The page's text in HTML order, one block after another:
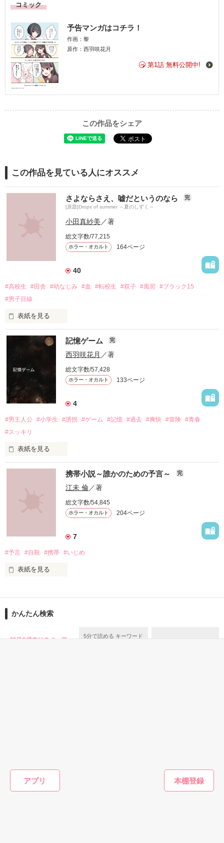
アプリ
コミック
予告マンガはコチラ！
作画：黎
原作：西羽咲花月
第1話 無料公開中!
この作品をシェア
この作品を見ている人にオススメ
さよならさえ、嘘だというのなら 完
[原題]Drops of summer ～夏のしずく～
小田真紗美／著
総文字数/77,215
ホラー・オカルト 164ページ
40
#高校生 #田舎 #幼なじみ #血 #転校生 #双子 #風習
#ブラック15
#男子目線
表紙を見る
雨粒みたいな
血のしずくから
都会から
平和な田舎町にやってきた
美しい双子の兄妹
彼らがやってきてから
何かが　狂い始める。
野いちごさんの特集
スターツ出版文庫さんより発売です。
書籍版ではより切なく深くの長編になってます。
ありがとうございます。
最終章を追加しました。
作品を読む
記憶ゲーム 完
西羽咲花月 ／著
総文字数/57,428
ホラー・オカルト 133ページ
4
#男主人公 #小学生 #誘拐 #ゲーム #記憶 #過去 #爽快 #冒険 #青春
#スッキリ
表紙を見る
「記憶ゲーム」
いじられキャラの愛は、女の子みたいな名前の男の子
いつも女友達の梨乃に守られていた
一体どこへ行ったのか……
いつも愛をいじっているクラスメートが持ってきた「記憶ゲー
ム」が
その謎を解き明かすカギとなる！
携帯小説～誰かのための予言～ 完
江未 倫／著
総文字数/54,845
ホラー・オカルト 204ページ
7
#予言 #自殺 #携帯 #いじめ
表紙を見る
現実のものとなるのですから。
かんたん検索
30代女性向けの キーワー
5分で読める キーワード
まだ足りない。甘
くて焦れったい心
momomo／著 兎亀 らる／著
白雪な